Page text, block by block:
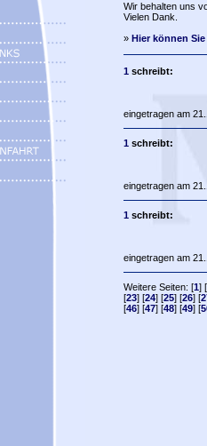
Wir behalten uns
Vielen Dank.
» Hier können
1schreibt:
eingetragen am
1schreibt:
eingetragen am
1schreibt:
eingetragen am
Weitere Seiten: [1] [
[23] [24] [25] [26] [
[46] [47] [48] [49] [